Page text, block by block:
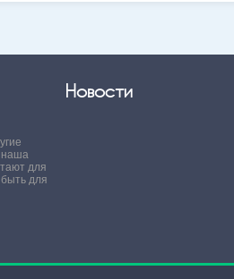
наша
для
для
Новости